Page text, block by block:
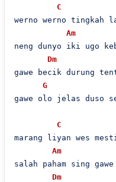
C
werno werno tingkah
Am
neng dunyo iki ugo
Dm
gawe becik durung
G
gawe olo jelas duso
C
marang liyan wes
Am
salah paham sing gawe
Dm